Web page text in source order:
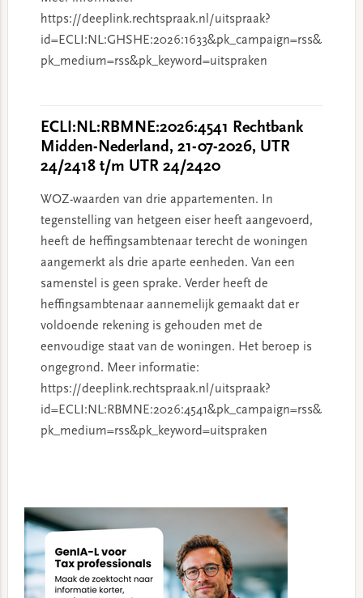
https://deeplink.rechtspraak.nl/uitspraak?
id=ECLI:NL:GHSHE:2026:1633&pk_campaign=rss&
pk_medium=rss&pk_keyword=uitspraken
ECLI:NL:RBMNE:2026:4541 Rechtbank
Midden-Nederland, 21-07-2026, UTR
24/2418 t/m UTR 24/2420
WOZ-waarden van drie appartementen. In
tegenstelling van hetgeen eiser heeft aangevoerd,
heeft de heffingsambtenaar terecht de woningen
aangemerkt als drie aparte eenheden. Van een
samenstel is geen sprake. Verder heeft de
heffingsambtenaar aannemelijk gemaakt dat er
voldoende rekening is gehouden met de
eenvoudige staat van de woningen. Het beroep is
ongegrond. Meer informatie:
https://deeplink.rechtspraak.nl/uitspraak?
id=ECLI:NL:RBMNE:2026:4541&pk_campaign=rss&
pk_medium=rss&pk_keyword=uitspraken
Sidebar